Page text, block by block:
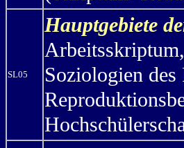
SL05
Hauptgebiete
Soziologien